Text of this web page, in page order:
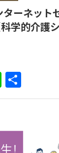
ターネッ
学的介護
Line
有